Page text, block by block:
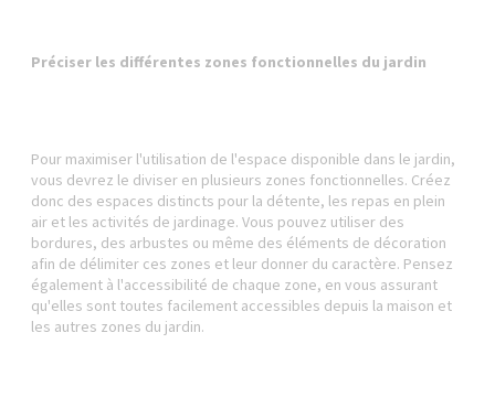
Préciser les différentes zones fonctionnelles du jardin
Pour maximiser l'utilisation de l'espace disponible dans le jardin,
vous devrez le diviser en plusieurs zones fonctionnelles. Créez
donc des espaces distincts pour la détente, les repas en plein
air et les activités de jardinage. Vous pouvez utiliser des
bordures, des arbustes ou même des éléments de décoration
afin de délimiter ces zones et leur donner du caractère. Pensez
également à l'accessibilité de chaque zone, en vous assurant
qu'elles sont toutes facilement accessibles depuis la maison et
les autres zones du jardin.